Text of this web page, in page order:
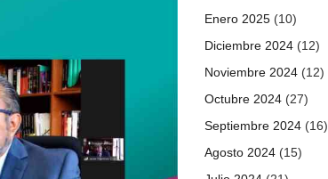
Enero 2025 (10)
Diciembre 2024 (12)
Noviembre 2024 (12)
Octubre 2024 (27)
Septiembre 2024 (16)
Agosto 2024 (15)